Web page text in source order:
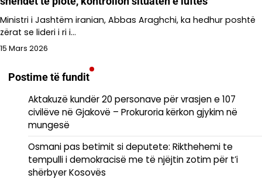
Ministri i Jashtëm iranian, Abbas Araghchi, ka hedhur poshtë
zërat se lideri i ri i…
15 Mars 2026
Postime të fundit
Aktakuzë kundër 20 personave për vrasjen e 107
civilëve në Gjakovë – Prokuroria kërkon gjykim në
mungesë
Osmani pas betimit si deputete: Rikthehemi te
tempulli i demokracisë me të njëjtin zotim për t’i
shërbyer Kosovës